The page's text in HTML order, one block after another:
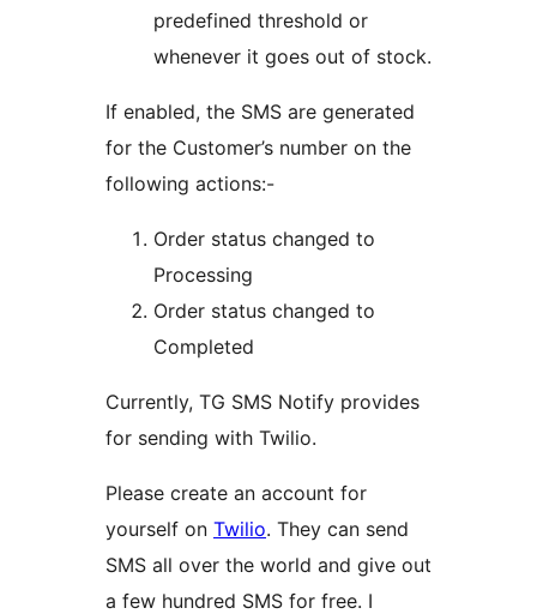
predefined threshold or
whenever it goes out of stock.
If enabled, the SMS are generated
for the Customer’s number on the
following actions:-
Order status changed to
Processing
Order status changed to
Completed
Currently, TG SMS Notify provides
for sending with Twilio.
Please create an account for
yourself on Twilio. They can send
SMS all over the world and give out
a few hundred SMS for free. I